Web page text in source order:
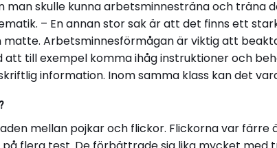
man skulle kunna arbetsminnesträna och träna
– En annan stor sak är att det finns ett
Arbetsminnesförmågan är viktig att
att till exempel komma ihåg instruktioner och
information. Inom samma klass kan det
mellan pojkar och flickor. Flickorna var färre